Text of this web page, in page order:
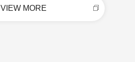
VIEW MORE